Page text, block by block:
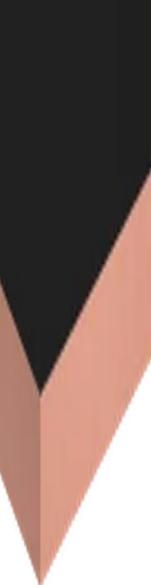
con alto rendimiento
SATE
lámina de aluminio
multicapa